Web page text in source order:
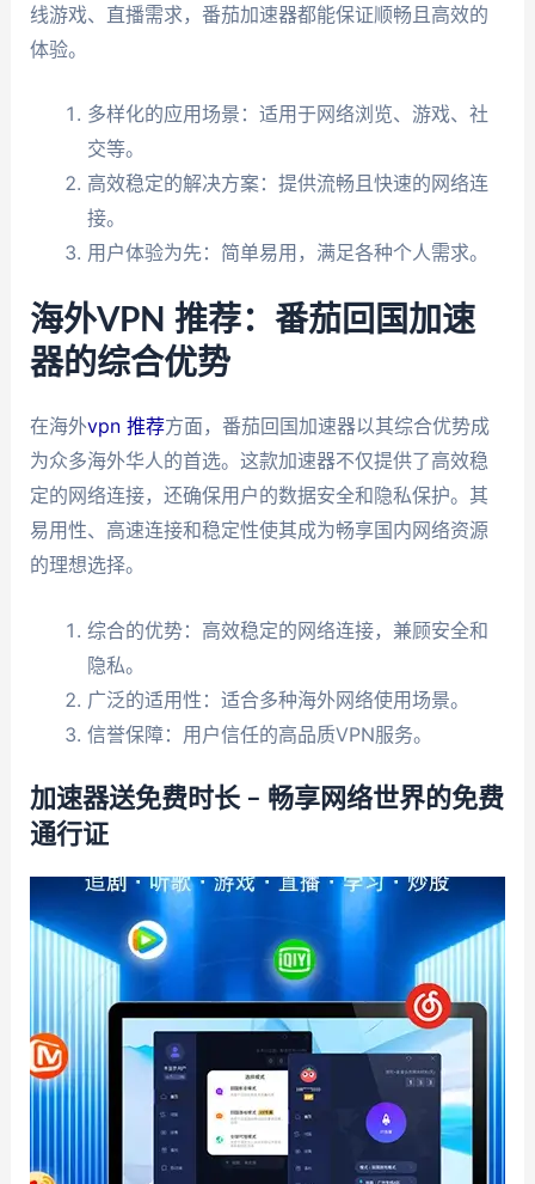
线游戏、直播需求，番茄加速器都能保证顺畅且高效的
体验。
多样化的应用场景：适用于网络浏览、游戏、社
交等。
高效稳定的解决方案：提供流畅且快速的网络连
接。
用户体验为先：简单易用，满足各种个人需求。
海外VPN 推荐：番茄回国加速
器的综合优势
在海外vpn 推荐方面，番茄回国加速器以其综合优势成
为众多海外华人的首选。这款加速器不仅提供了高效稳
定的网络连接，还确保用户的数据安全和隐私保护。其
易用性、高速连接和稳定性使其成为畅享国内网络资源
的理想选择。
综合的优势：高效稳定的网络连接，兼顾安全和
隐私。
广泛的适用性：适合多种海外网络使用场景。
信誉保障：用户信任的高品质VPN服务。
加速器送免费时长 – 畅享网络世界的免费
通行证